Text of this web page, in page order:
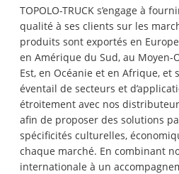
TOPOLO-TRUCK s’engage à
qualité à ses clients sur les
produits sont exportés en
en Amérique du Sud, au Moyen-
Est, en Océanie et en Afrique, et
éventail de secteurs et
étroitement avec nos
afin de proposer des solutions
spécificités culturelles,
chaque marché. En combinant
internationale à un